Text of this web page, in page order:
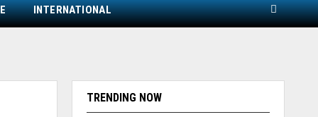
INTERNATIONAL
TRENDING NOW